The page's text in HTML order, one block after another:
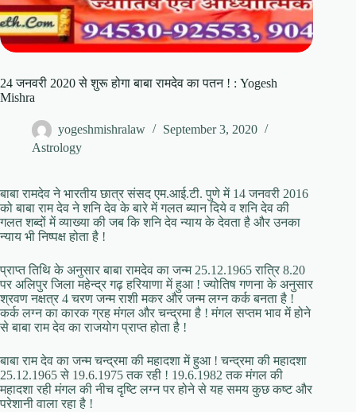
24 जनवरी 2020 से शुरू होगा बाबा रामदेव का पतन ! : Yogesh
Mishra
yogeshmishralaw
September 3, 2020
Astrology
बाबा रामदेव ने भारतीय छात्र संसद एम.आई.टी. पुणे में 14 जनवरी 2016
को बाबा राम देव ने शनि देव के बारे में गलत ब्यान दिये व शनि देव की
गलत शब्दों में व्याख्या की जब कि शनि देव न्याय के देवता है और उनका
न्याय भी निष्पक्ष होता है !
प्राप्त तिथि के अनुसार बाबा रामदेव का जन्म 25.12.1965 रात्रि 8.20
पर अलिपुर जिला महेन्द्र गढ़ हरियाणा में हुआ ! ज्योतिष गणना के अनुसार
श्रवण नक्षत्र 4 चरण जन्म राशी मकर और जन्म लग्न कर्क बनता है !
कर्क लग्न का कारक ग्रह मंगल और चन्द्रमा है ! मंगल सप्तम भाव में होने
से बाबा राम देव का राजयोग प्राप्त होता है !
बाबा राम देव का जन्म चन्द्रमा की महादशा में हुआ ! चन्द्रमा की महादशा
25.12.1965 से 19.6.1975 तक रही ! 19.6.1982 तक मंगल की
महादशा रही मंगल की नीच दृष्टि लग्न पर होने से यह समय कुछ कष्ट और
परेशानी वाला रहा है !